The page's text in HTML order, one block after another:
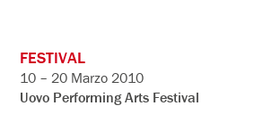
FESTIVAL
10 – 20 Marzo 2010
Uovo Performing Arts Festival